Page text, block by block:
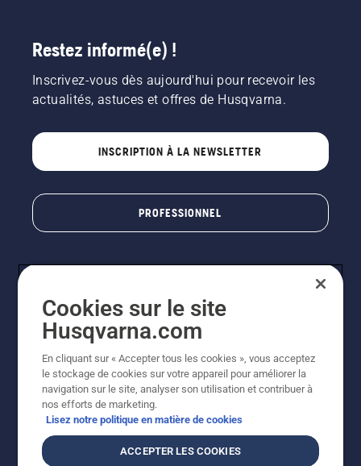
Restez informé(e) !
Inscrivez-vous dès aujourd'hui pour recevoir les
actualités, astuces et offres de Husqvarna.
INSCRIPTION À LA NEWSLETTER
PROFESSIONNEL
© Husqvarna AB (publ). Tous droits réservés. Les prix
indiqués sont des prix de vente conseillés. Photos non
contractuelles. Tous les prix indiqués sont des prix de
disponible pour un achat direct.
Cookies sur le site
Husqvarna.com
En cliquant sur « Accepter tous les cookies », vous acceptez
le stockage de cookies sur votre appareil pour améliorer la
navigation sur le site, analyser son utilisation et contribuer à
nos efforts de marketing.
Lisez notre politique en matière de cookies
ACCEPTER LES COOKIES